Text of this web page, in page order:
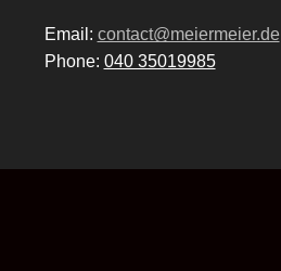
Email: contact@meiermeier.de
Phone: 040 35019985